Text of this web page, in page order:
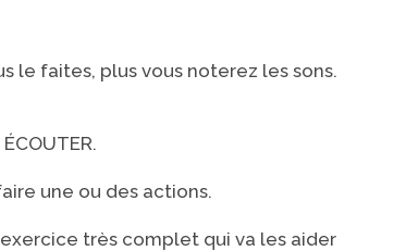
le faites, plus vous noterez les sons.
ÉCOUTER.
une ou des actions.
très complet qui va les aider